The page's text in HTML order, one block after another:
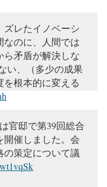
ズレたイノベーシ
なのに、人間では
ら矛盾が解決しな
い、（多少の成果
を根本的に変える
2018年6月16日
官邸で第39回総合
催しました。会
の策定について議